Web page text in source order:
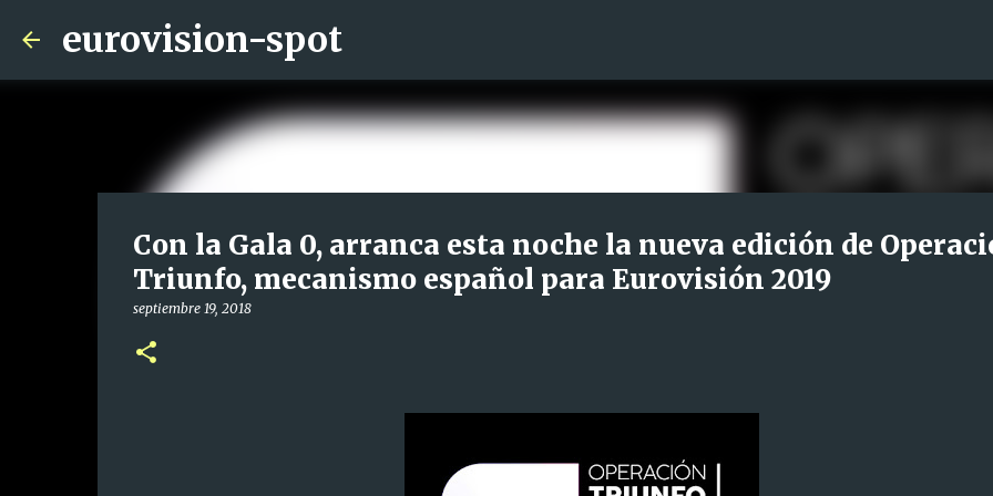
eurovision-spot
Con la Gala 0, arranca esta noche la nueva edición de
Triunfo, mecanismo español para Eurovisión 2019
septiembre 19, 2018